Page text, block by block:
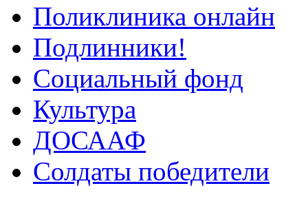
Поликлиника онлайн
Подлинники!
Социальный фонд
Культура
ДОСААФ
Солдаты победители